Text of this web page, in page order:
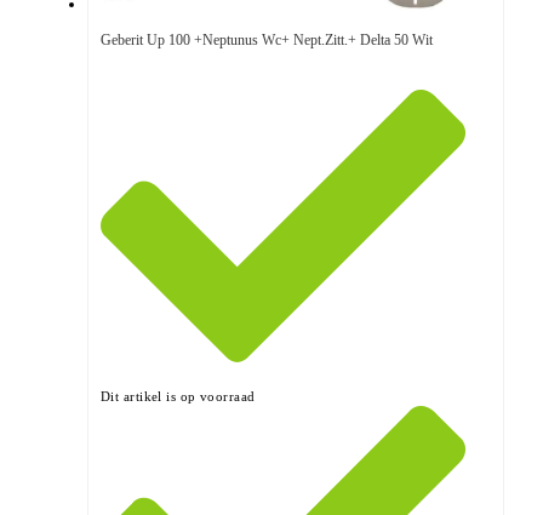
Geberit Up 100 +Neptunus Wc+ Nept.Zitt.+ Delta 50 Wit
Dit artikel is op voorraad